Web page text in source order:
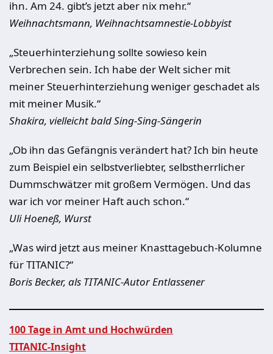
ihn. Am 24. gibt’s jetzt aber nix mehr.“
Weihnachtsmann, Weihnachtsamnestie-Lobbyist
„Steuerhinterziehung sollte sowieso kein
Verbrechen sein. Ich habe der Welt sicher mit
meiner Steuerhinterziehung weniger geschadet als
mit meiner Musik.“
Shakira, vielleicht bald Sing-Sing-Sängerin
„Ob ihn das Gefängnis verändert hat? Ich bin heute
zum Beispiel ein selbstverliebter, selbstherrlicher
Dummschwätzer mit großem Vermögen. Und das
war ich vor meiner Haft auch schon.“
Uli Hoeneß, Wurst
„Was wird jetzt aus meiner Knasttagebuch-Kolumne
für TITANIC?“
Boris Becker, als TITANIC-Autor Entlassener
100 Tage in Amt und Hochwürden
TITANIC-Insight